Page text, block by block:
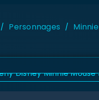
/ Personnages /